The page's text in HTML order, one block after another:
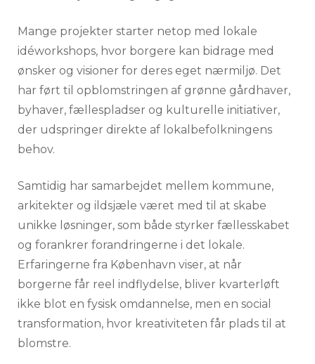
Mange projekter starter netop med lokale
idéworkshops, hvor borgere kan bidrage med
ønsker og visioner for deres eget nærmiljø. Det
har ført til opblomstringen af grønne gårdhaver,
byhaver, fællespladser og kulturelle initiativer,
der udspringer direkte af lokalbefolkningens
behov.
Samtidig har samarbejdet mellem kommune,
arkitekter og ildsjæle været med til at skabe
unikke løsninger, som både styrker fællesskabet
og forankrer forandringerne i det lokale.
Erfaringerne fra København viser, at når
borgerne får reel indflydelse, bliver kvarterløft
ikke blot en fysisk omdannelse, men en social
transformation, hvor kreativiteten får plads til at
blomstre.